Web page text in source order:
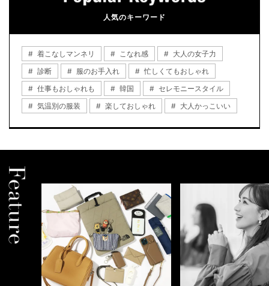
人気のキーワード
着こなしマンネリ こなれ感
大人の女子力
診断
服のお手入れ
忙しくてもおしゃれ
仕事もおしゃれも
韓国
セレモニースタイル
気温別の服装
楽しておしゃれ 大人かっこいい